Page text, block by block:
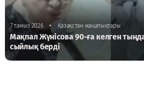
7 тамыз 2026 • Қазақстан жаңалықтары
Мақпал Жүнісова 90-ға келген
сыйлық берді